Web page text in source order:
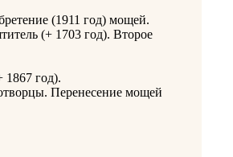
(1911 год) мощей.
(+ 1703 год). Второе
год).
Перенесение мощей